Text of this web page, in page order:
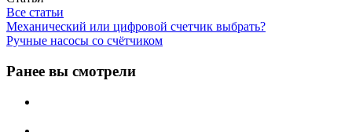
Все статьи
Механический или цифровой счетчик выбрать?
Ручные насосы со счётчиком
Ранее вы смотрели